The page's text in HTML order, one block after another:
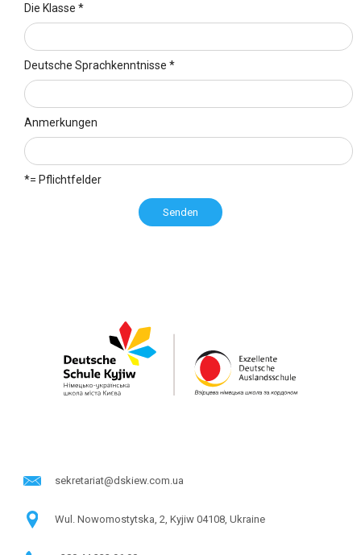
Die Klasse *
Deutsche Sprachkenntnisse *
Anmerkungen
*= Pflichtfelder
sekretariat@dskiew.com.ua
Wul. Nowomostytska, 2, Kyjiw 04108, Ukraine